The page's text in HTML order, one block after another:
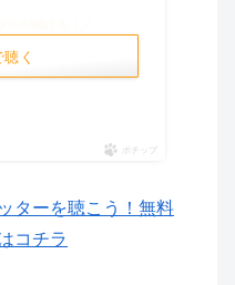
く
ポチップ
ターを聴こう！無料
コチラ